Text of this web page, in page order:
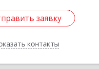
заявку
контакты
заявку
Назад